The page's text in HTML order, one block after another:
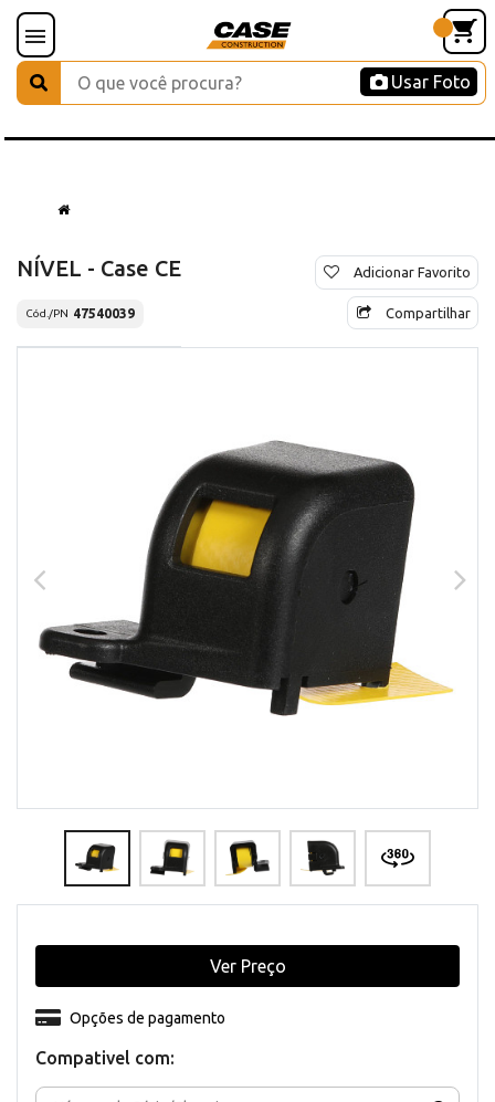
Usar Foto
NÍVEL - Case CE
Cód./PN 47540039
Adicionar Favorito
Compartilhar
Compativel com:
Opções de pagamento
Ver Preço